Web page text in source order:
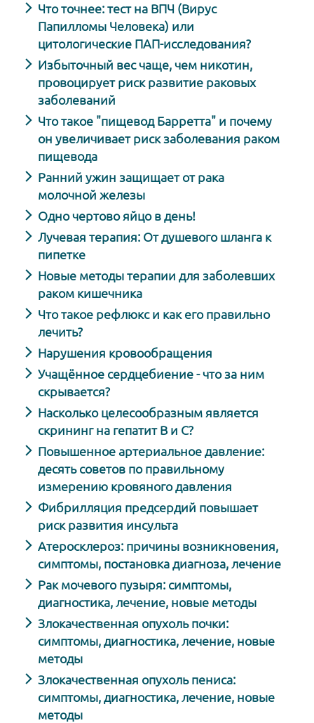
Что точнее: тест на ВПЧ (Вирус
Папилломы Человека) или
цитологические ПАП-исследования?
Избыточный вес чаще, чем никотин,
провоцирует риск развитие раковых
заболеваний
Что такое "пищевод Барретта" и почему
он увеличивает риск заболевания раком
пищевода
Ранний ужин защищает от рака
молочной железы
Одно чертово яйцо в день!
Лучевая терапия: От душевого шланга к
пипетке
Новые методы терапии для заболевших
раком кишечника
Что такое рефлюкс и как его правильно
лечить?
Нарушения кровообращения
Учащённое сердцебиение - что за ним
скрывается?
Насколько целесообразным является
скрининг на гепатит В и С?
Повышенное артериальное давление:
десять советов по правильному
измерению кровяного давления
Фибрилляция предсердий повышает
риск развития инсульта
Атеросклероз: причины возникновения,
симптомы, постановка диагноза, лечение
Рак мочевого пузыря: симптомы,
диагностика, лечение, новые методы
Злокачественная опухоль почки:
симптомы, диагностика, лечение, новые
методы
Злокачественная опухоль пениса:
симптомы, диагностика, лечение, новые
методы